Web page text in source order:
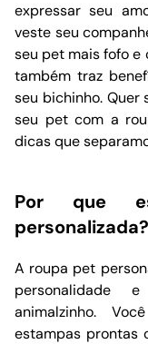
expressar seu
veste seu
seu pet mais fofo e
também traz
seu bichinho. Quer
seu pet com a
dicas que
Por que
personalizada?
A roupa pet
personalidade
animalzinho.
estampas prontas